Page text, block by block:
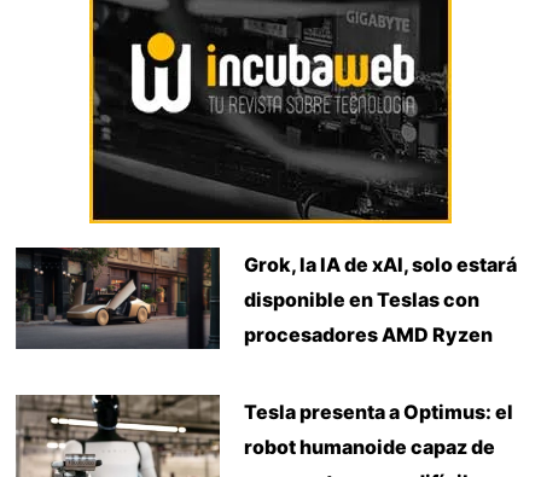
Grok, la IA de xAI, solo estará
disponible en Teslas con
procesadores AMD Ryzen
Tesla presenta a Optimus: el
robot humanoide capaz de